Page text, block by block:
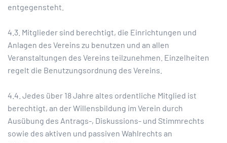
entgegensteht.
4.3. Mitglieder sind berechtigt, die Einrichtungen und
Anlagen des Vereins zu benutzen und an allen
Veranstaltungen des Vereins teilzunehmen. Einzelheiten
regelt die Benutzungsordnung des Vereins.
4.4. Jedes über 18 Jahre altes ordentliche Mitglied ist
berechtigt, an der Willensbildung im Verein durch
Ausübung des Antrags-, Diskussions- und Stimmrechts
sowie des aktiven und passiven Wahlrechts an